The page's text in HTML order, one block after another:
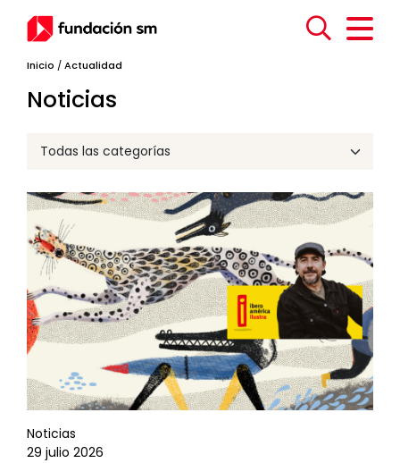
Inicio /Actualidad
Noticias
Noticias
29 julio 2026